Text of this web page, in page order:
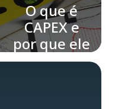
O que é
CAPEX e
por que ele
importa em